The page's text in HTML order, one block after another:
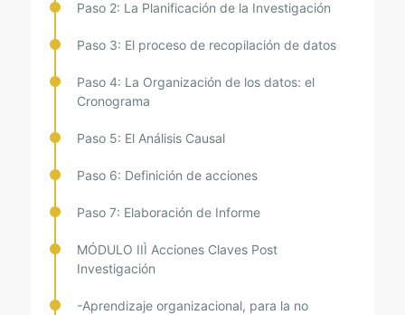
Paso 2: La Planificación de la Investigación
Paso 3: El proceso de recopilación de datos
Paso 4: La Organización de los datos: el
Cronograma
Paso 5: El Análisis Causal
Paso 6: Definición de acciones
Paso 7: Elaboración de Informe
MÓDULO IIÌ Acciones Claves Post
Investigación
-Aprendizaje organizacional, para la no